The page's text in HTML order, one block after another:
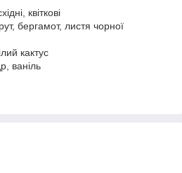
квіткові
бергамот, листя чорної
кактус
ваніль